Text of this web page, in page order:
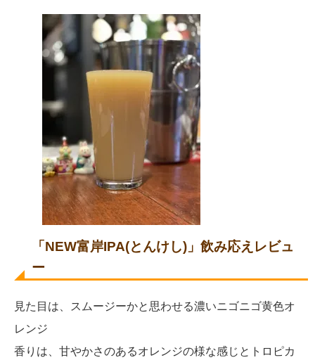
「NEW富岸IPA(とんけし)」飲み応えレビュ
ー
見た目は、スムージーかと思わせる濃いニゴニゴ黄色オ
レンジ
香りは、甘やかさのあるオレンジの様な感じとトロピカ